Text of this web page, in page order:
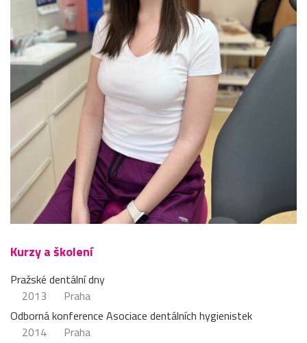
Kurzy a školení
Pražské dentální dny
2013
Praha
Odborná konference Asociace dentálních hygienistek
2014
Praha